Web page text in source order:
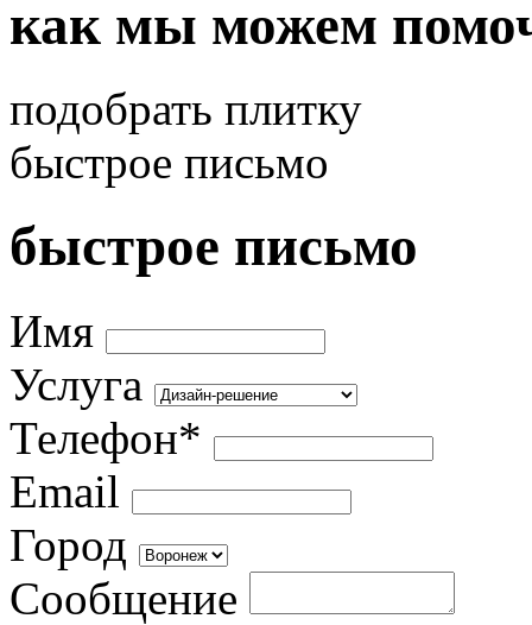
как мы можем
подобрать плитку
быстрое письмо
быстрое письмо
Имя
Услуга
Телефон*
Email
Город
Сообщение